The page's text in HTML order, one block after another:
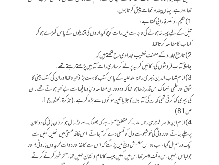
تھااور ہے. یہاں چندواقعات پیش کرتاہوں،
1) حکیم ابو نصر فارابی کہتا ہے،
تیل کے لیے پیسہ نہ ہونے کی وجہ سے میں رات کو چوکیداروں کی قندیلوں کے پاس کھڑے ہو کر
کتاب کا مطالعہ کرتا تھا.
2) تاریخ بغداد کے مصنف خطیب بغدادی رح لکھتے ہیں کہ
جاحظ کتاب فروشوں کی دکانیں کرایہ پر لے کرساری رات کتابیں پڑھتے رہتے تھے.
3) امام شہاب الدین زہری رحمۃ اللہ علیہ کے پاس کتب کا بہت بڑا ذخیرہ تھا اور ان کی کتب بینی کا
شوق اورعلمی انہماک اس قدر بڑھا ہوا تھا کہ وہ دوران مطالعہ دنیا وما فیھا سے بے خبر ہوتے تھے. ان
کی بیوی کہا کرتی تھی کہ ان کی کتابوں کا جلاپا تین سوکنوں سے بڑھ کر ہے. (تذکرۃ الحفظ , ج 1،
ص 81)
4) امام ابن طاہر المقدسی رحمہ اللہ کے متعلق آتا ہے کہ بھوک سے نڈھال ہوکر نان بائی کی دوکان
پر چلے جاتے اور روٹی کی خوشبو سے دل کو تسلی دے کر آجاتے، اس فاقہ مستی میں انھیں کہیں سے
ایک درہم مل گیا، اب وہ اس شش و پنج میں پڑگئے کہ اس سے کاغذ اور دوات خریدوں یا روٹی؟ اور
جو لباس انہیں اس وقت میسر تھا اس میں کہیں جیب کا نام و نشان نہیں تھا، آخر غور کرتے کرتے